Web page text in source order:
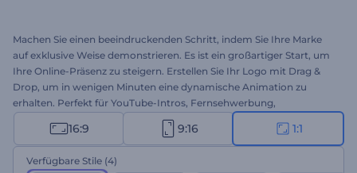
Machen Sie einen beeindruckenden Schritt, indem Sie Ihre Marke
auf exklusive Weise demonstrieren. Es ist ein großartiger Start, um
Ihre Online-Präsenz zu steigern. Erstellen Sie Ihr Logo mit Drag &
Drop, um in wenigen Minuten eine dynamische Animation zu
erhalten. Perfekt für YouTube-Intros, Fernsehwerbung,
Spielekanäle und vieles mehr. Probieren Sie das Schnelle Stör-Logo
jetzt aus und holen Sie sich Ihr Fragment stilisierter Bewegung!
16:9 9:16 1:1
Verfügbare Stile (4)